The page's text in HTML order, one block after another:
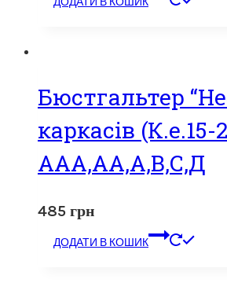
Бюстгальтер
каркасів (К.е.15-
ААА,АА,А,В,С,Д
485 грн
ДОДАТИ В КОШИК